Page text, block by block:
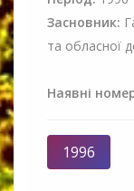
Засновник:
та обласної
Наявні
1996